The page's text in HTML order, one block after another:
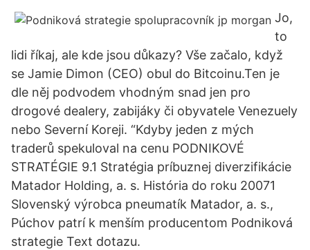
Jo,
to
lidi říkaj, ale kde jsou důkazy? Vše začalo, když
se Jamie Dimon (CEO) obul do Bitcoinu.Ten je
dle něj podvodem vhodným snad jen pro
drogové dealery, zabijáky či obyvatele Venezuely
nebo Severní Koreji. “Kdyby jeden z mých
traderů spekuloval na cenu PODNIKOVÉ
STRATÉGIE 9.1 Stratégia príbuznej diverzifikácie
Matador Holding, a. s. História do roku 20071
Slovenský výrobca pneumatík Matador, a. s.,
Púchov patrí k menším producentom Podniková
strategie Text dotazu.